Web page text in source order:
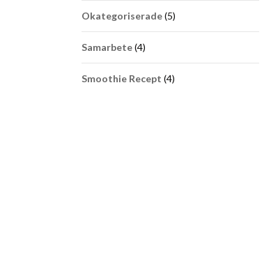
Okategoriserade(5)
Samarbete(4)
Smoothie Recept (4)